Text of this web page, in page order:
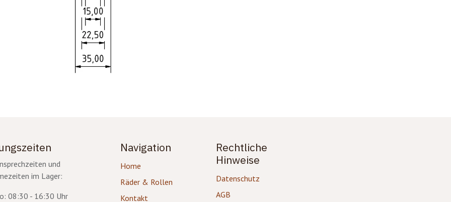
und
im Lager:
08:30 - 16:30 Uhr
Navigation
Home
Räder & Rollen
Kontakt
Rechtliche
Hinweise
Datenschutz
AGB